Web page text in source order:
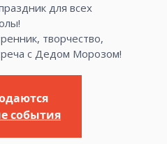
для всех
творчество,
с Дедом Морозом!
события